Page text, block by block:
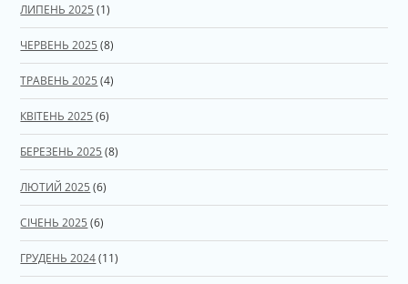
ЛИПЕНЬ 2025 (1)
ЧЕРВЕНЬ 2025 (8)
ТРАВЕНЬ 2025 (4)
КВІТЕНЬ 2025 (6)
БЕРЕЗЕНЬ 2025 (8)
ЛЮТИЙ 2025 (6)
СІЧЕНЬ 2025 (6)
ГРУДЕНЬ 2024(11)